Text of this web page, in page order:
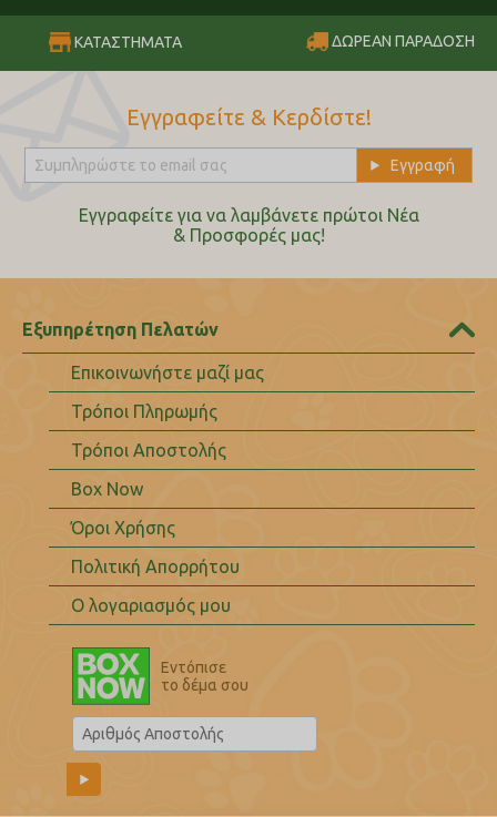
ΚΑΤΑΣΤΗΜΑΤΑ ΔΩΡΕΑΝ ΠΑΡΑΔΟΣΗ
Εγγραφείτε & Κερδίστε!
Εγγραφείτε για να λαμβάνετε πρώτοι Nέα
& Προσφορές μας!
Εξυπηρέτηση Πελατών
Επικοινωνήστε μαζί μας
Τρόποι Πληρωμής
Τρόποι Αποστολής
Box Now
Όροι Χρήσης
Πολιτική Απορρήτου
Ο λογαριασμός μου
Εντόπισε
το δέμα σου